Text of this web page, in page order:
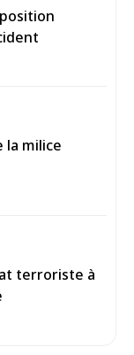
la milice
terroriste à